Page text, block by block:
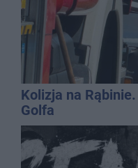
Kolizja na
Golfa